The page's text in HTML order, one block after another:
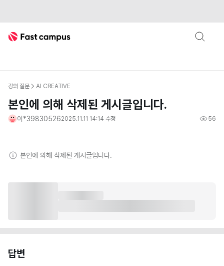
Fast Campus
강의 질문 AI CREATIVE
본인에 의해 삭제된 게시글입니다.
이*398305262025.11.11 14:14 수정 56
본인에 의해 삭제된 게시글입니다.
답변